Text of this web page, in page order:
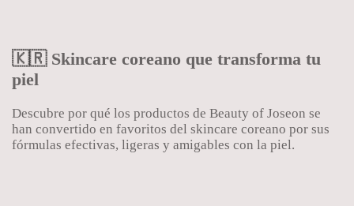
🇰🇷 Skincare coreano que transforma tu
piel
Descubre por qué los productos de Beauty of Joseon se
han convertido en favoritos del skincare coreano por sus
fórmulas efectivas, ligeras y amigables con la piel.